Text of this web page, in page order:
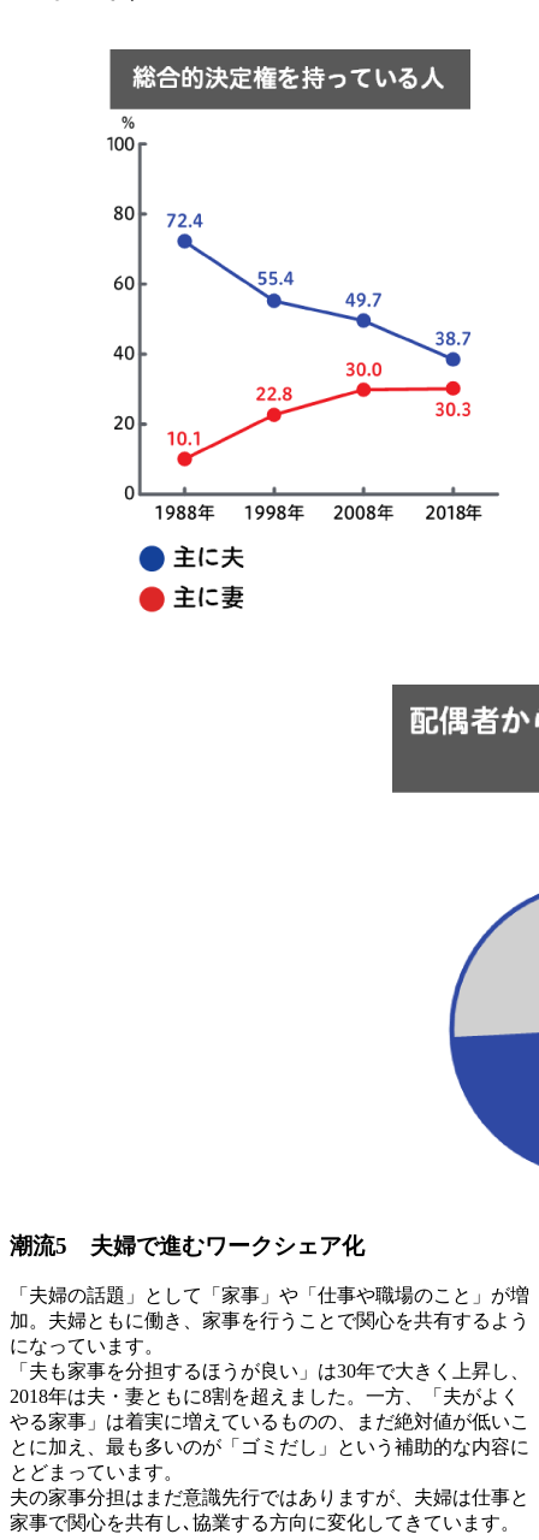
潮流5 夫婦で進むワークシェア化
「夫婦の話題」として「家事」や「仕事や職場のこと」が増
加。夫婦ともに働き、家事を行うことで関心を共有するよう
になっています。
「夫も家事を分担するほうが良い」は30年で大きく上昇し、
2018年は夫・妻ともに8割を超えました。一方、「夫がよく
やる家事」は着実に増えているものの、まだ絶対値が低いこ
とに加え、最も多いのが「ゴミだし」という補助的な内容に
とどまっています。
夫の家事分担はまだ意識先行ではありますが、夫婦は仕事と
家事で関心を共有し､協業する方向に変化してきています。